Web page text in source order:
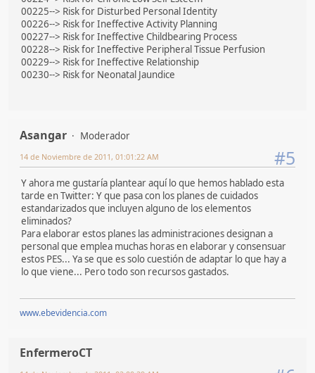
00225--> Risk for Disturbed Personal Identity
00226--> Risk for Ineffective Activity Planning
00227--> Risk for Ineffective Childbearing Process
00228--> Risk for Ineffective Peripheral Tissue Perfusion
00229--> Risk for Ineffective Relationship
00230--> Risk for Neonatal Jaundice
Asangar Moderador
#5
14 de Noviembre de 2011, 01:01:22 AM
Y ahora me gustaría plantear aquí lo que hemos hablado esta
tarde en Twitter: Y que pasa con los planes de cuidados
estandarizados que incluyen alguno de los elementos
eliminados?
Para elaborar estos planes las administraciones designan a
personal que emplea muchas horas en elaborar y consensuar
estos PES... Ya se que es solo cuestión de adaptar lo que hay a
lo que viene... Pero todo son recursos gastados.
www.ebevidencia.com
EnfermeroCT